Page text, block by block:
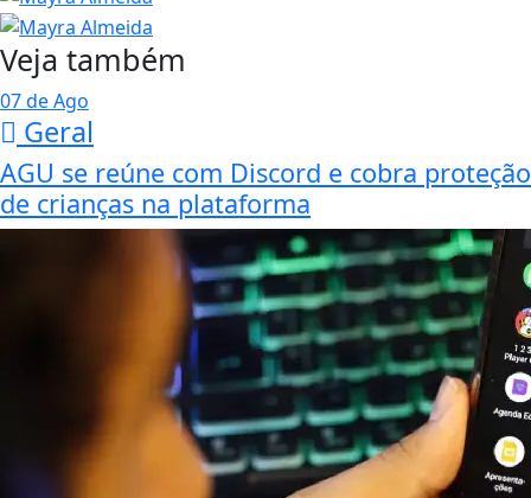
Veja também
07 de Ago
Geral
AGU se reúne com Discord e cobra proteção
de crianças na plataforma